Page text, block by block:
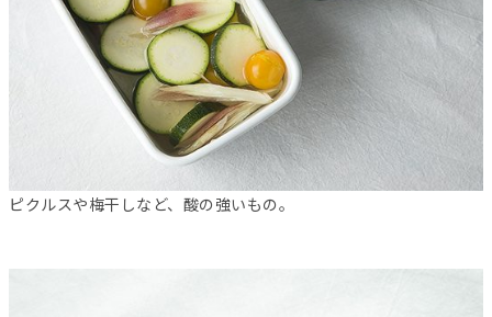
ピクルスや梅干しなど、酸の強いもの。